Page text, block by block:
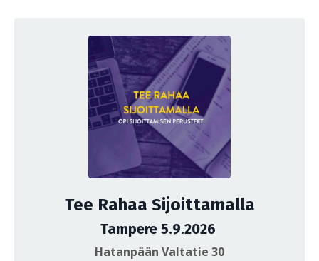
Tee Rahaa Sijoittamalla
Tampere 5.9.2026
Hatanpään Valtatie 30